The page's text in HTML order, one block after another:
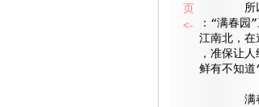
所以随
：“满春园
江南北，在
，准保让
鲜有不知道
华
满春园
页
<-